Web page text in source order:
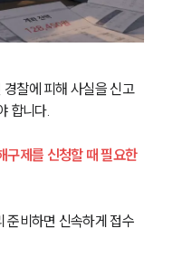
찰에 피해 사실을 신고
합니다.
구제를 신청할 때 필요한
준비하면 신속하게 접수